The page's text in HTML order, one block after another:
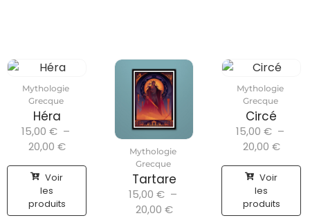
Mythologie
Grecque
Héra
15,00 € –
20,00 €
Voir
les
produits
Mythologie
Grecque
Tartare
15,00 € –
20,00 €
Mythologie
Grecque
Circé
15,00 € –
20,00 €
Voir
les
produits